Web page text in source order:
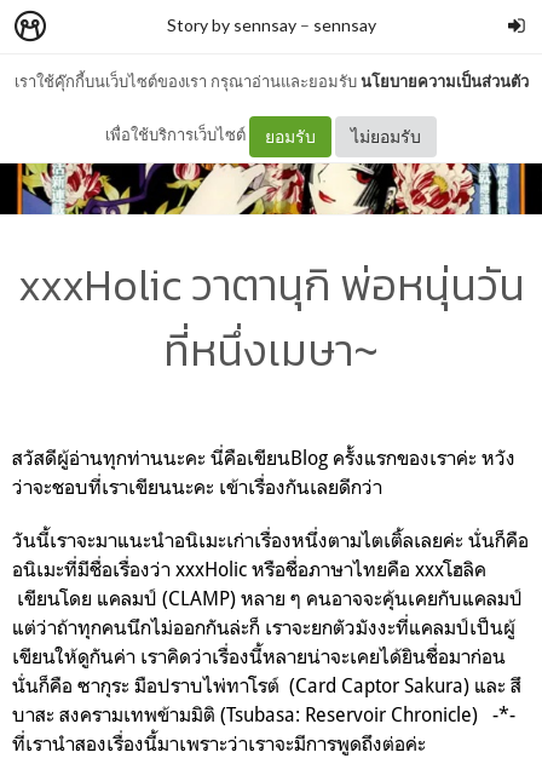
เราใช้คุ๊กกี้บนเว็บไซต์ของเรา กรุณาอ่านและยอมรับนโยบายความเป็นส่วนตัว
เพื่อใช้บริการเว็บไซต์ ยอมรับ ไม่ยอมรับ
Story by sennsay– sennsay
xxxHolic วาตานุกิ พ่อหนุ่นวัน
ที่หนึ่งเมษา~
สวัสดีผู้อ่านทุกท่านนะคะ นี่คือเขียนBlog ครั้งแรกของเราค่ะ หวัง
ว่าจะชอบที่เราเขียนนะคะ เข้าเรื่องกันเลยดีกว่า
วันนี้เราจะมาแนะนำอนิเมะเก่าเรื่องหนึ่งตามไตเติ้ลเลยค่ะ นั่นก็คือ
อนิเมะที่มีชื่อเรื่องว่า xxxHolic หรือชื่อภาษาไทยคือ xxxโฮลิค
เขียนโดย แคลมป์ (CLAMP) หลาย ๆ คนอาจจะคุ้นเคยกับแคลมป์
แต่ว่าถ้าทุกคนนึกไม่ออกกันล่ะก็ เราจะยกตัวมังงะที่แคลมป์เป็นผู้
เขียนให้ดูกันค่า เราคิดว่าเรื่องนี้หลายน่าจะเคยได้ยินชื่อมาก่อน
นั่นก็คือ ซากุระ มือปราบไพ่ทาโรต์ (Card Captor Sakura) และ สึ
บาสะ สงครามเทพข้ามมิติ (Tsubasa: Reservoir Chronicle) -*-
ที่เรานำสองเรื่องนี้มาเพราะว่าเราจะมีการพูดถึงต่อค่ะ